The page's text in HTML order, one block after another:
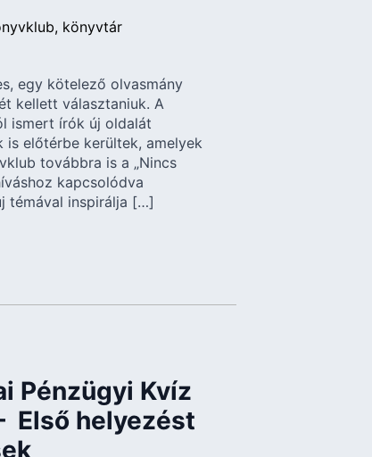
könyvtár
egy kötelező olvasmány
kellett választaniuk. A
ismert írók új oldalát
is előtérbe kerültek, amelyek
továbbra is a „Nincs
kapcsolódva
témával inspirálja […]
Pénzügyi Kvíz
Első helyezést